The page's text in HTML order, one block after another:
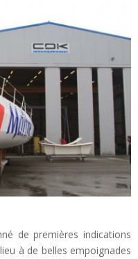
de premières indications
à de belles empoignades